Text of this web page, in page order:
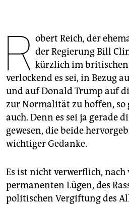
genossenschaft
epaper login
R obert Reich, der
der Regierung Bill
kürzlich im britischen
verlockend es sei, in Bezug
und auf Donald Trump auf
zur Normalität zu hoffen, so
auch. Denn es sei ja gerade
gewesen, die beide
wichtiger Gedanke.
Es ist nicht verwerflich, nach
permanenten Lügen, des
politischen Vergiftung des